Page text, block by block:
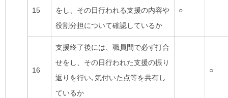
15
をし、その日行われる支援の内容や
役割分担について確認しているか
○
16
支援終了後には、職員間で必ず打合
せをし、その日行われた支援の振り
返りを行い､気付いた点等を共有し
ているか
○